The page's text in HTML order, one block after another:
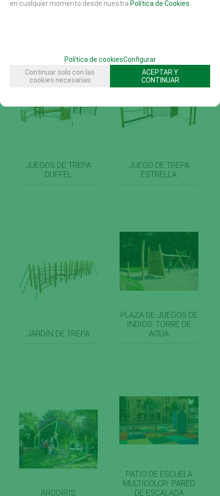
JUEGOS DE TREPA
DUFFEL
JUEGO DE TREPA
ESTRELLA
JARDÍN DE TREPA
PLAZA DE JUEGOS DE
INDIOS: TORRE DE
AGUA
ARCOIRIS
PATIO DE ESCUELA
MULTICOLOR: PARED
DE ESCALADA
en cualquier momento desde nuestra Política de Cookies
Política de cookiesConfigurar
Continuar solo con las
cookies necesarias
ACEPTAR Y
CONTINUAR